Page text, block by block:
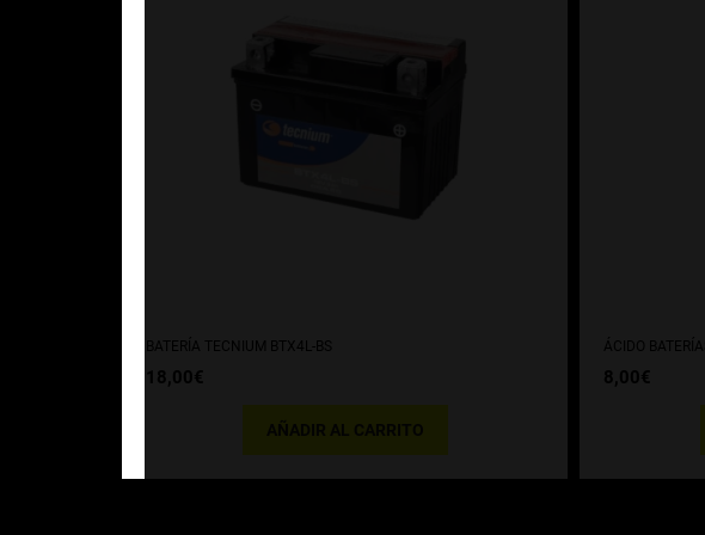
BATERÍA TECNIUM BTX4L-BS
18,00€
ÁCIDO
8,00€